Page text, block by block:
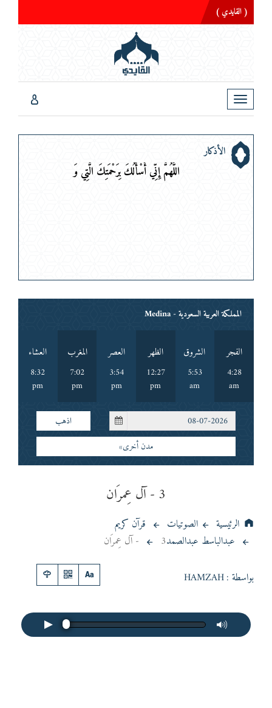
( القايدي )
Toggle
navigation
الأذكار
اللَّهُمَّ إِنِّي أَسْأَلُكَ بِرَحْمَتِكَ الَّتِي وَسِع
المملكة العربية السعودية - Medina
الفجر
4:28
am
الشروق
5:53
am
الظهر
12:27
pm
العصر
3:54
pm
المغرب
7:02
pm
العشاء
8:32
pm
اذهب
مدن أخرى»
3 - آل عِمرَان
الرئيسية الصوتيات
قرآن كريم
عبدالباسط عبدالصمد3 - آل عِمرَان
بواسطة :HAMZAH